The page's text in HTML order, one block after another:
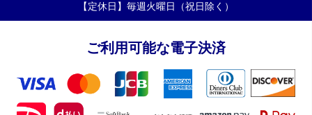
【定休日】毎週火曜日（祝日除く）
ご利用可能な電子決済